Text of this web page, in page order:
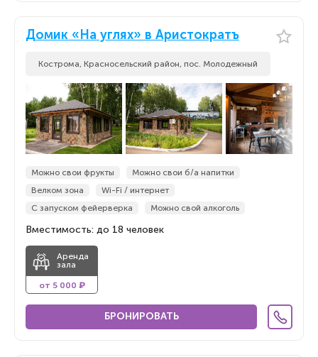
Домик «На углях» в Аристократъ
Кострома, Красносельский район, пос. Молодежный
Можно свои фрукты
Можно свои б/а напитки
Велком зона
Wi-Fi / интернет
С запуском фейерверка
Можно свой алкоголь
Вместимость: до 18 человек
Аренда
зала
от 5 000 ₽
БРОНИРОВАТЬ